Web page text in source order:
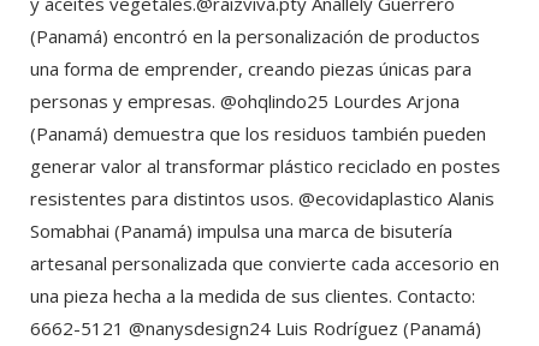
(Panamá) encontró en la personalización de productos
una forma de emprender, creando piezas únicas para
personas y empresas. @ohqlindo25 Lourdes Arjona
(Panamá) demuestra que los residuos también pueden
generar valor al transformar plástico reciclado en postes
resistentes para distintos usos. @ecovidaplastico Alanis
Somabhai (Panamá) impulsa una marca de bisutería
artesanal personalizada que convierte cada accesorio en
una pieza hecha a la medida de sus clientes. Contacto:
6662-5121 @nanysdesign24 Luis Rodríguez (Panamá)